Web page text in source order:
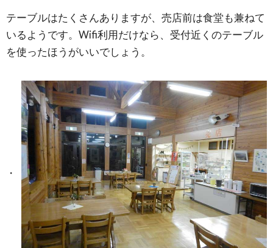
テーブルはたくさんありますが、売店前は食堂も兼ねて
いるようです。Wifi利用だけなら、受付近くのテーブル
を使ったほうがいいでしょう。